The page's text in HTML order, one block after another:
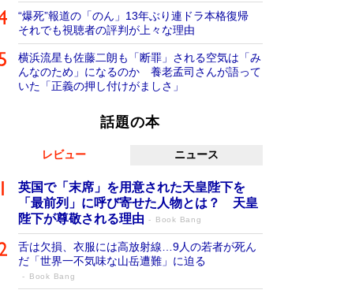
“爆死”報道の「のん」13年ぶり連ドラ本格復帰
それでも視聴者の評判が上々な理由
横浜流星も佐藤二朗も「断罪」される空気は「み
んなのため」になるのか 養老孟司さんが語って
いた「正義の押し付けがましさ」
話題の本
レビュー ニュース
英国で「末席」を用意された天皇陛下を
「最前列」に呼び寄せた人物とは？ 天皇
陛下が尊敬される理由
Book Bang
舌は欠損、衣服には高放射線…9人の若者が死ん
だ「世界一不気味な山岳遭難」に迫る
Book Bang